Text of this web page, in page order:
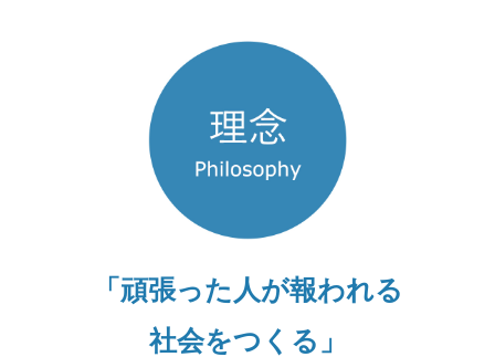
「頑張った人が報われる
社会をつくる」